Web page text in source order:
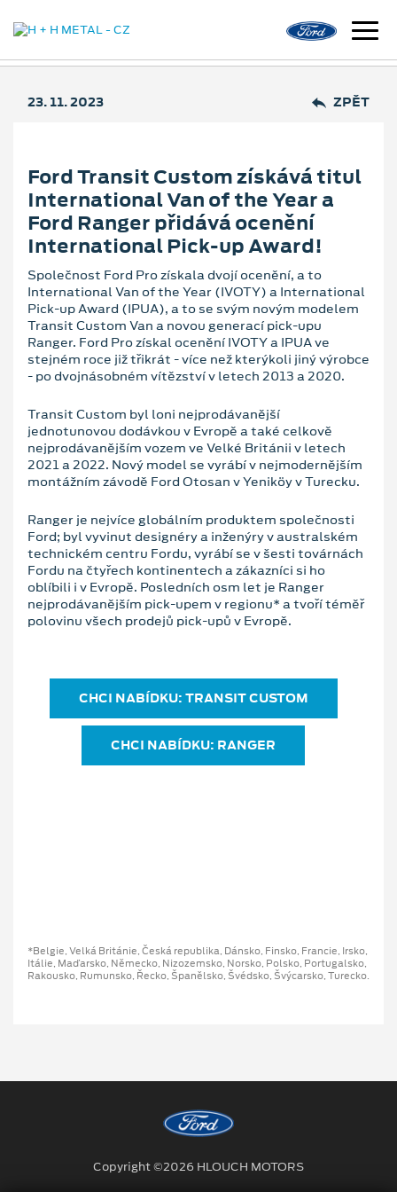
23. 11. 2023 ZPĚT
Ford Transit Custom získává titul
International Van of the Year a
Ford Ranger přidává ocenění
International Pick-up Award!
Společnost Ford Pro získala dvojí ocenění, a to
International Van of the Year (IVOTY) a International
Pick-up Award (IPUA), a to se svým novým modelem
Transit Custom Van a novou generací pick-upu
Ranger. Ford Pro získal ocenění IVOTY a IPUA ve
stejném roce již třikrát - více než kterýkoli jiný výrobce
- po dvojnásobném vítězství v letech 2013 a 2020.
Transit Custom byl loni nejprodávanější
jednotunovou dodávkou v Evropě a také celkově
nejprodávanějším vozem ve Velké Británii v letech
2021 a 2022. Nový model se vyrábí v nejmodernějším
montážním závodě Ford Otosan v Yeniköy v Turecku.
Ranger je nejvíce globálním produktem společnosti
Ford; byl vyvinut designéry a inženýry v australském
technickém centru Fordu, vyrábí se v šesti továrnách
Fordu na čtyřech kontinentech a zákazníci si ho
oblíbili i v Evropě. Posledních osm let je Ranger
nejprodávanějším pick-upem v regionu* a tvoří téměř
polovinu všech prodejů pick-upů v Evropě.
CHCI NABÍDKU: TRANSIT CUSTOM
CHCI NABÍDKU: RANGER
*Belgie, Velká Británie, Česká republika, Dánsko, Finsko, Francie, Irsko,
Itálie, Maďarsko, Německo, Nizozemsko, Norsko, Polsko, Portugalsko,
Rakousko, Rumunsko, Řecko, Španělsko, Švédsko, Švýcarsko, Turecko.
Copyright ©2026 HLOUCH MOTORS